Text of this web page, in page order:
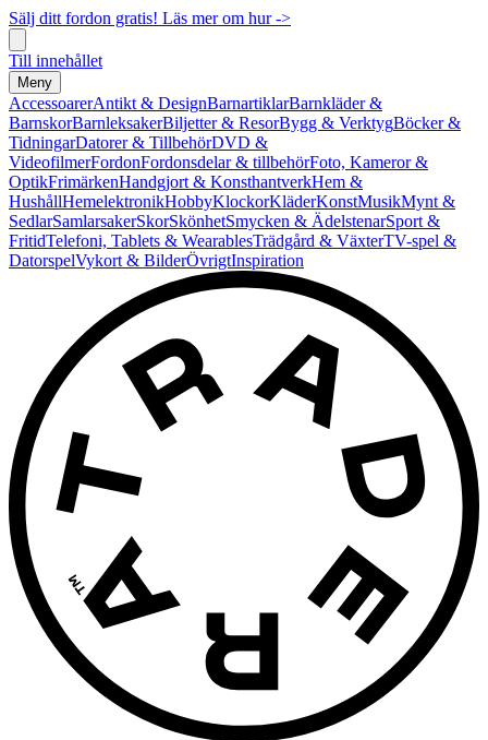
Sälj ditt fordon gratis! Läs mer om hur ->
Till innehållet
Meny
AccessoarerAntikt & DesignBarnartiklarBarnkläder &
BarnskorBarnleksakerBiljetter & ResorBygg & VerktygBöcker &
TidningarDatorer & TillbehörDVD &
VideofilmerFordonFordonsdelar & tillbehörFoto, Kameror &
OptikFrimärkenHandgjort & KonsthantverkHem &
HushållHemelektronikHobbyKlockorKläderKonstMusikMynt &
SedlarSamlarsakerSkorSkönhetSmycken & ÄdelstenarSport &
FritidTelefoni, Tablets & WearablesTrädgård & VäxterTV-spel &
DatorspelVykort & BilderÖvrigtInspiration